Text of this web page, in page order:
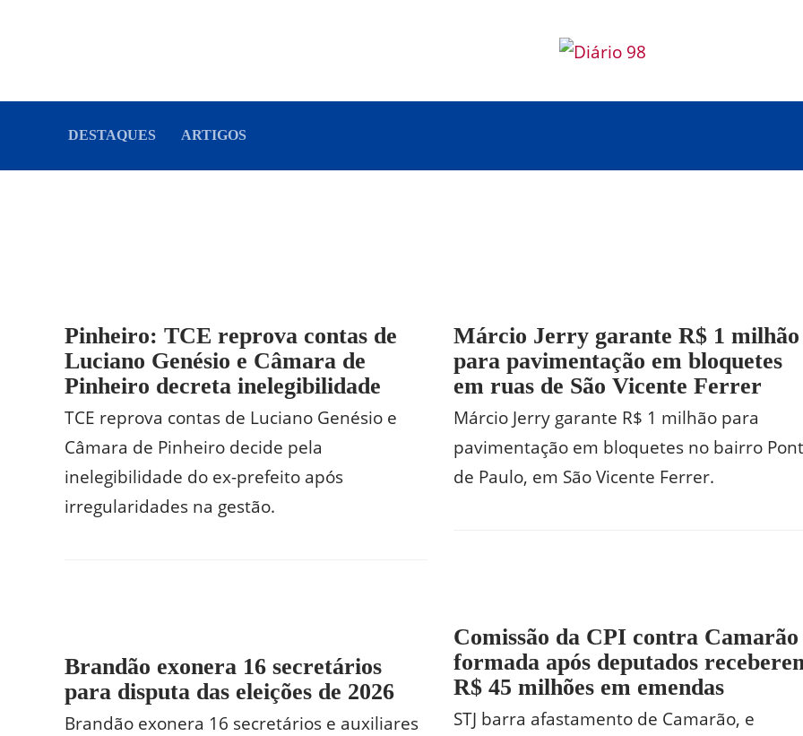
DESTAQUES ARTIGOS
Pinheiro: TCE reprova contas de
Luciano Genésio e Câmara de
Pinheiro decreta inelegibilidade
TCE reprova contas de Luciano Genésio e
Câmara de Pinheiro decide pela
inelegibilidade do ex-prefeito após
irregularidades na gestão.
Márcio Jerry garante R$ 1 milhão
para pavimentação em bloquetes
em ruas de São Vicente Ferrer
Márcio Jerry garante R$ 1 milhão para
pavimentação em bloquetes no bairro
de Paulo, em São Vicente Ferrer.
Comissão da CPI contra Camarão
formada após deputados
R$ 45 milhões em emendas
STJ barra afastamento de Camarão, e
Brandão exonera 16 secretários
para disputa das eleições de 2026
Brandão exonera 16 secretários e auxiliares